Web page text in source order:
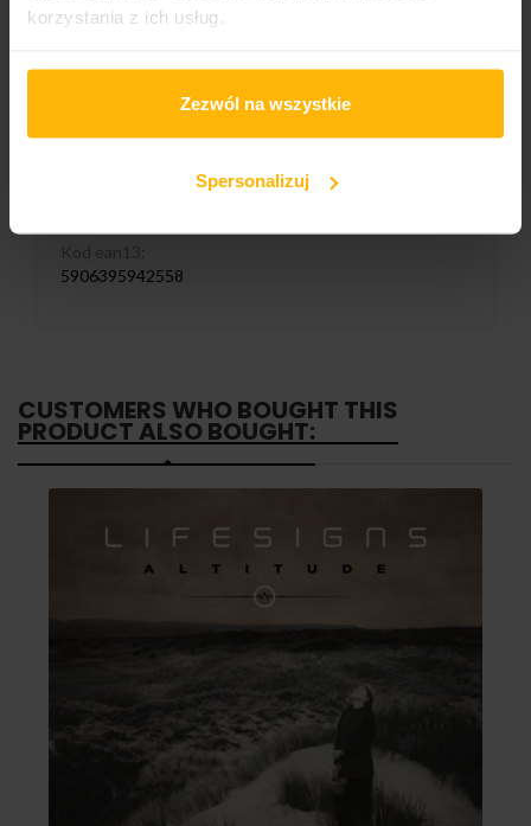
korzystania z ich usług.
Zezwól na wszystkie
Spersonalizuj
Wydawnictwo 1/2
Catalogue number:
5906395942558
CUSTOMERS WHO BOUGHT THIS
PRODUCT ALSO BOUGHT: